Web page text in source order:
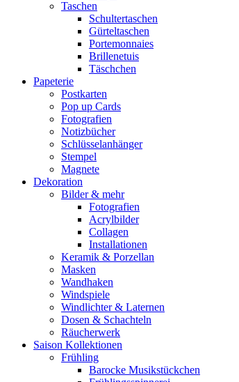
Taschen
Schultertaschen
Gürteltaschen
Portemonnaies
Brillenetuis
Täschchen
Papeterie
Postkarten
Pop up Cards
Fotografien
Notizbücher
Schlüsselanhänger
Stempel
Magnete
Dekoration
Bilder & mehr
Fotografien
Acrylbilder
Collagen
Installationen
Keramik & Porzellan
Masken
Wandhaken
Windspiele
Windlichter & Laternen
Dosen & Schachteln
Räucherwerk
Saison Kollektionen
Frühling
Barocke Musikstückchen